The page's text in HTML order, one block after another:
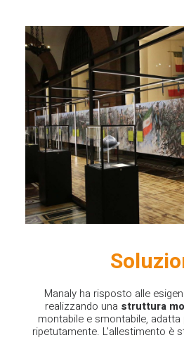
Manaly ha risposto alle
realizzando una struttura
montabile e smontabile,
ripetutamente. L'allestimento è